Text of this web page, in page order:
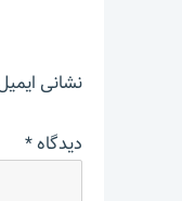
نشانی
دیدگاه*